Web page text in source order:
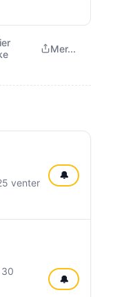
Mer...
venter
🔔
🔔